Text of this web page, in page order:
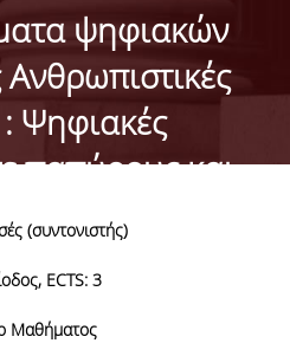
ΕΠΙΤΡΟΠΗ
ψηφιακών
Ψηφιακές
παπύρους και
(συντονιστής)
ECTS: 3
Μαθήματος